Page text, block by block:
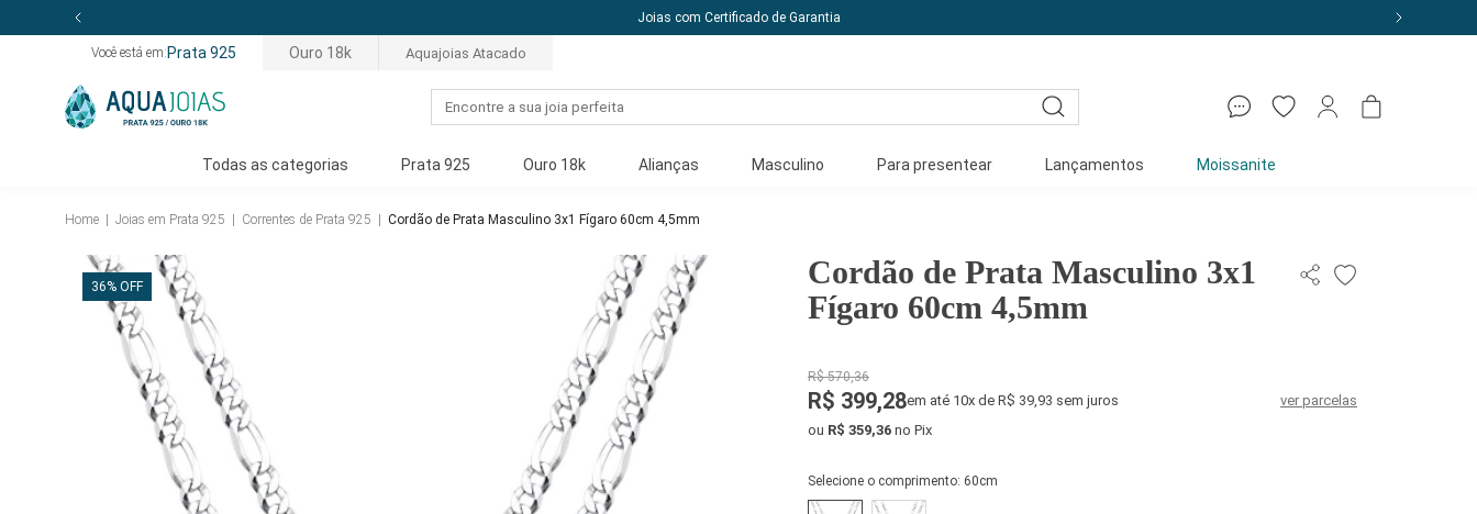
10% off com o cupom: PRIMEIRACOMPRA
Você está em: Prata 925 Ouro 18k Aquajoias Atacado
Todas as categorias Prata 925 Ouro 18k Alianças Masculino Para presentear Lançamentos Moissanite
Home | Joias em Prata 925 | Correntes de Prata 925 | Cordão de Prata Masculino 3x1 Fígaro 60cm 4,5mm
36% OFF
Cordão de Prata Masculino 3x1
Fígaro 60cm 4,5mm
R$ 570,36
R$ 399,28em até 10x de R$ 39,93 sem juros
ver parcelas
ou R$ 359,36 no Pix
Selecione o comprimento: 60cm